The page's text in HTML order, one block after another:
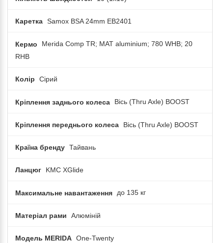
Каретка Samox BSA 24mm EB2401
Кермо
Merida Comp TR; MAT aluminium; 780 WHB; 20
RHB
Колір Сірий
Кріплення заднього колеса Вісь (Thru Axle) BOOST
Кріплення переднього колеса Вісь (Thru Axle) BOOST
Країна бренду Тайвань
Ланцюг KMC XGlide
Максимальне навантаження до 135 кг
Матеріал рами Алюміній
Модель MERIDA One-Twenty